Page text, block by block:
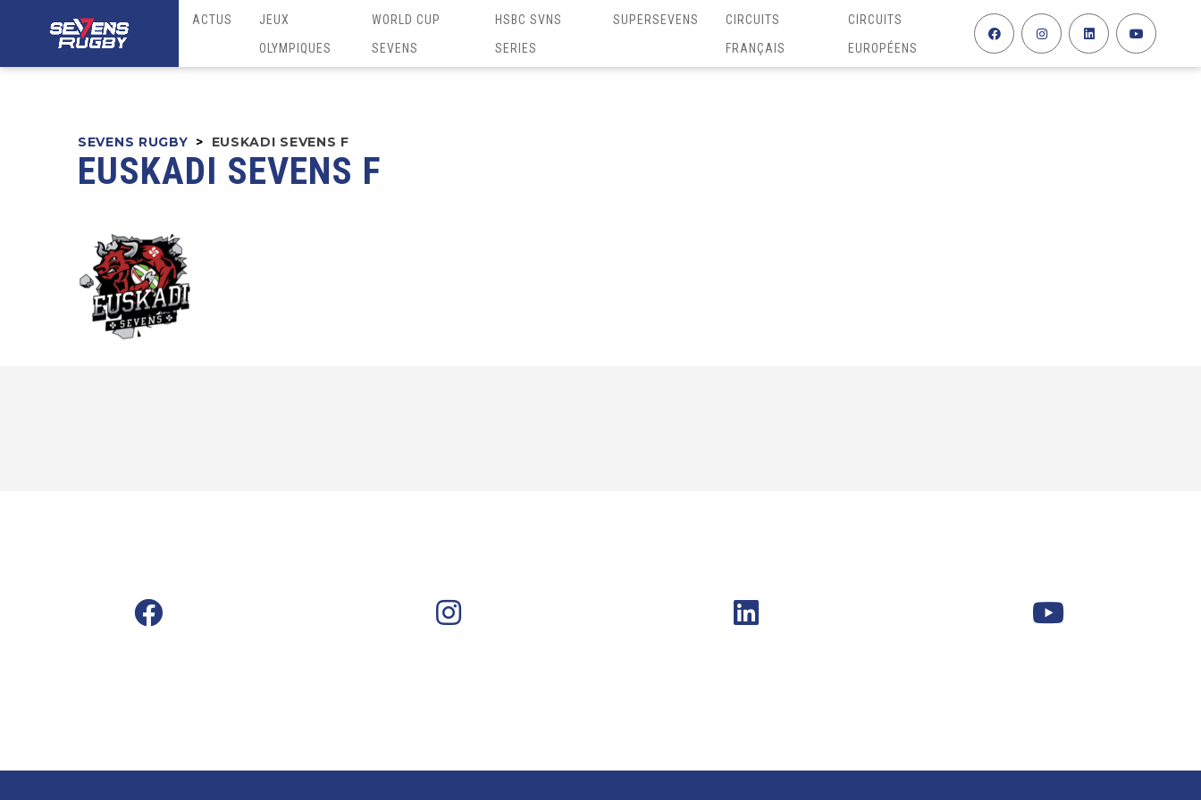
ACTUS
JEUX
OLYMPIQUES
WORLD CUP
SEVENS
HSBC SVNS
SERIES
SUPERSEVENS
CIRCUITS
FRANÇAIS
CIRCUITS
EUROPÉENS
SEVENS RUGBY > EUSKADI SEVENS F
EUSKADI SEVENS F